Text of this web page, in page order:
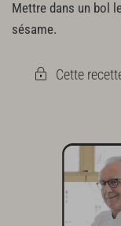
Mettre dans un bol
sésame.
Cette